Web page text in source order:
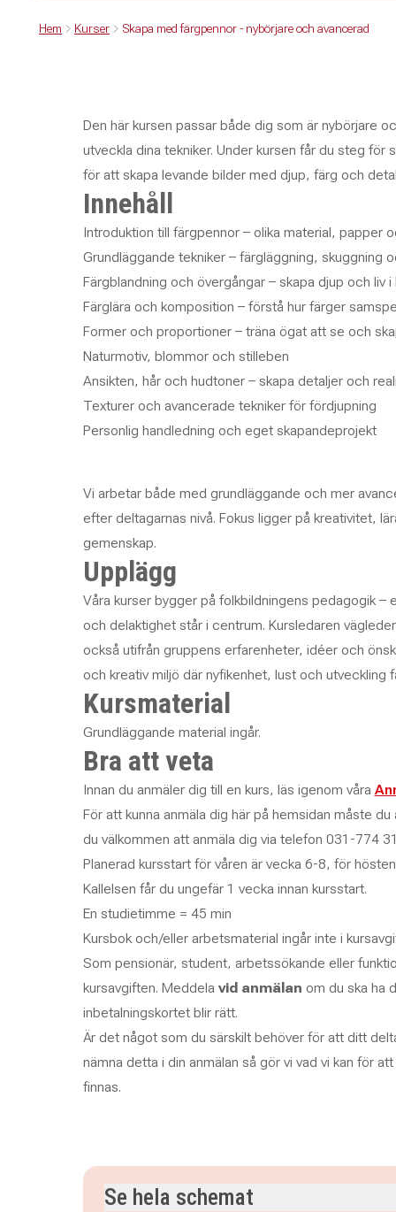
Hem Kurser Skapa med färgpennor - nybörjare och avancerad
Den här kursen passar både dig som är nybörjare
utveckla dina tekniker. Under kursen får du steg för
för att skapa levande bilder med djup, färg och
Innehåll
Introduktion till färgpennor – olika material, papper
Grundläggande tekniker – färgläggning, skuggning
Färgblandning och övergångar – skapa djup och liv i
Färglära och komposition – förstå hur färger
Former och proportioner – träna ögat att se och
Naturmotiv, blommor och stilleben
Ansikten, hår och hudtoner – skapa detaljer och
Texturer och avancerade tekniker för fördjupning
Personlig handledning och eget skapandeprojekt
Vi arbetar både med grundläggande och mer
efter deltagarnas nivå. Fokus ligger på kreativitet,
gemenskap.
Upplägg
Våra kurser bygger på folkbildningens pedagogik
och delaktighet står i centrum. Kursledaren
också utifrån gruppens erfarenheter, idéer och
och kreativ miljö där nyfikenhet, lust och utveckling
Kursmaterial
Grundläggande material ingår.
Bra att veta
Innan du anmäler dig till en kurs, läs igenom våra
För att kunna anmäla dig här på hemsidan måste
du välkommen att anmäla dig via telefon 031-774
Planerad kursstart för våren är vecka 6-8, för
Kallelsen får du ungefär 1 vecka innan kursstart.
En studietimme = 45 min
Kursbok och/eller arbetsmaterial ingår inte i
Som pensionär, student, arbetssökande eller
kursavgiften. Meddela vid anmälan om du ska ha
inbetalningskortet blir rätt.
Är det något som du särskilt behöver för att ditt
nämna detta i din anmälan så gör vi vad vi kan för
finnas.
Se hela schemat